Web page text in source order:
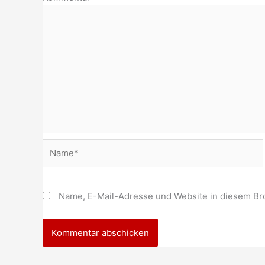
Name, E-Mail-Adresse und Website in diesem